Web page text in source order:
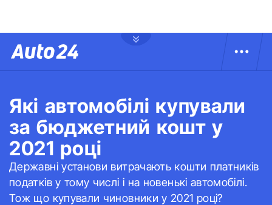
Які автомобілі купували
за бюджетний кошт у
2021 році
Державні установи витрачають кошти платників
податків у тому числі і на новенькі автомобілі.
Тож що купували чиновники у 2021 році?